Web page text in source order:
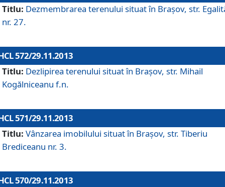
Titlu: Dezmembrarea terenului situat în Braşov, str.
nr. 27.
572/29.11.2013
Titlu: Dezlipirea terenului situat în Braşov, str. Mihail
Kogălniceanu f.n.
571/29.11.2013
Titlu: Vânzarea imobilului situat în Braşov, str. Tiberiu
Brediceanu nr. 3.
570/29.11.2013